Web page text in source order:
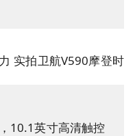
10.1英寸高清触控